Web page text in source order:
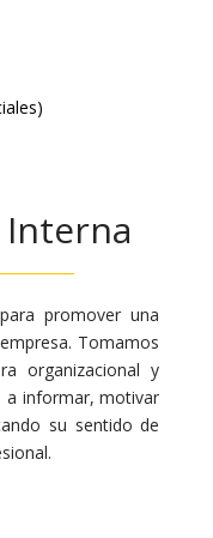
promover una
Tomamos
organizacional y
a informar, motivar
su sentido de